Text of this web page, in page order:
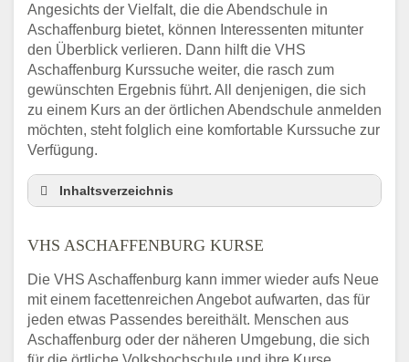
Angesichts der Vielfalt, die die Abendschule in
Aschaffenburg bietet, können Interessenten mitunter
den Überblick verlieren. Dann hilft die VHS
Aschaffenburg Kurssuche weiter, die rasch zum
gewünschten Ergebnis führt. All denjenigen, die sich
zu einem Kurs an der örtlichen Abendschule anmelden
möchten, steht folglich eine komfortable Kurssuche zur
Verfügung.
Inhaltsverzeichnis
VHS Aschaffenburg Kurse
Telefonnummer
Stellenangebote der Volkshochschule
Aschaffenburg
Online-Kurse – Alternative Angebote zum
VHS ASCHAFFENBURG KURSE
Die VHS Aschaffenburg kann immer wieder aufs Neue
mit einem facettenreichen Angebot aufwarten, das für
jeden etwas Passendes bereithält. Menschen aus
Aschaffenburg oder der näheren Umgebung, die sich